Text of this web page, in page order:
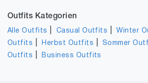
Outfits Kategorien
Alle Outfits Casual Outfits |Winter
Outfits
Herbst Outfits Sommer
Outfits
Business Outfits